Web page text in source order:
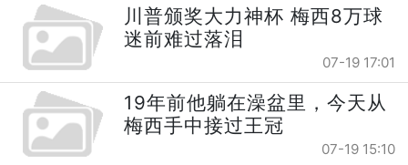
川普颁奖大力神杯 梅西8万球
迷前难过落泪
07-19 17:01
19年前他躺在澡盆里，今天从
梅西手中接过王冠
07-19 15:10